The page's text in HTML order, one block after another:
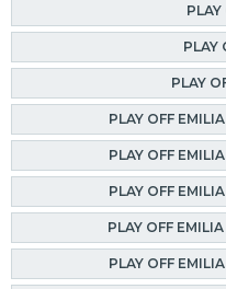
PLAY
PLAY
PLAY
PLAY OFF
PLAY OFF
PLAY OFF
PLAY OFF
PLAY OFF